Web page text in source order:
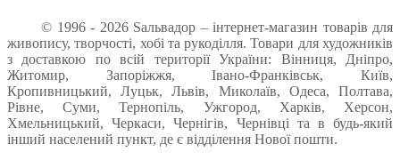
© 1996 - 2026 Sальвадор – інтернет-магазин товарів для
живопису, творчості, хобі та рукоділля. Товари для художників
з доставкою по всій території України: Вінниця, Дніпро,
Житомир, Запоріжжя, Івано-Франківськ, Київ,
Кропивницький, Луцьк, Львів, Миколаїв, Одеса, Полтава,
Рівне, Суми, Тернопіль, Ужгород, Харків, Херсон,
Хмельницький, Черкаси, Чернігів, Чернівці та в будь-який
інший населений пункт, де є відділення Нової пошти.